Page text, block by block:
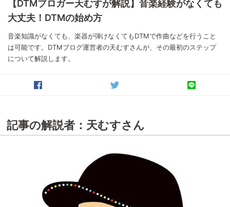
【DTMブロガー天むすが解説】音楽経験がなくても
大丈夫！DTMの始め方
音楽知識がなくても、楽器が弾けなくてもDTMで作曲などを行うこと
は可能です。DTMブログ運営者の天むすさんが、その最初のステップ
について解説します。
記事の解説者：天むすさん